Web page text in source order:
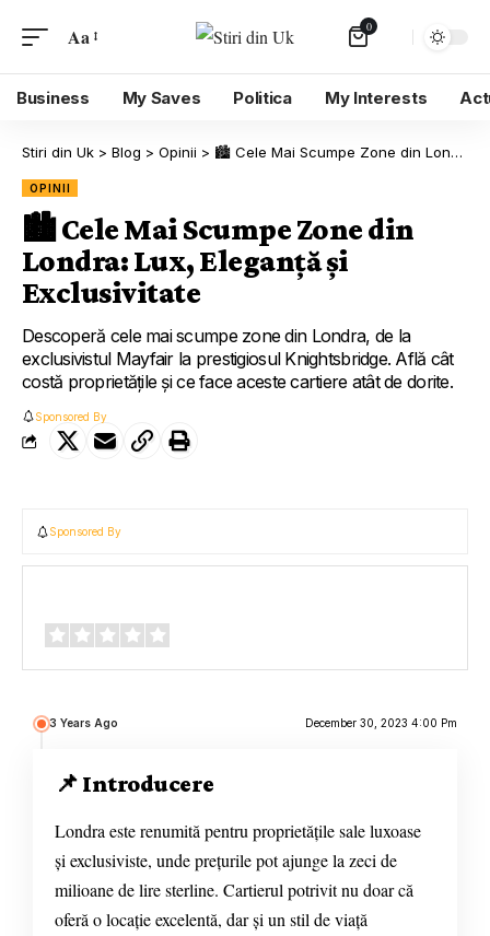
Aa 0
Business My Saves Politica My Interests
Stiri din Uk > Blog > Opinii > 🏙️ Cele Mai Scumpe Zone din Londra: Lux, Eleganță și Exclusivitate
OPINII
🏙️ Cele Mai Scumpe Zone din
Londra: Lux, Eleganță și
Exclusivitate
Descoperă cele mai scumpe zone din Londra, de la
exclusivistul Mayfair la prestigiosul Knightsbridge. Află cât
costă proprietățile și ce face aceste cartiere atât de dorite.
Sponsored By
Sponsored By
3 Years Ago December 30, 2023 4:00 Pm
📌 Introducere
Londra este renumită pentru proprietățile sale luxoase
și exclusiviste, unde prețurile pot ajunge la zeci de
milioane de lire sterline. Cartierul potrivit nu doar că
oferă o locație excelentă, dar și un stil de viață